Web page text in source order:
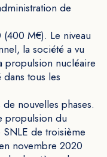
de
M€). Le niveau
la société a vu
propulsion nucléaire
tous les
nouvelles phases.
propulsion du
de troisième
novembre 2020